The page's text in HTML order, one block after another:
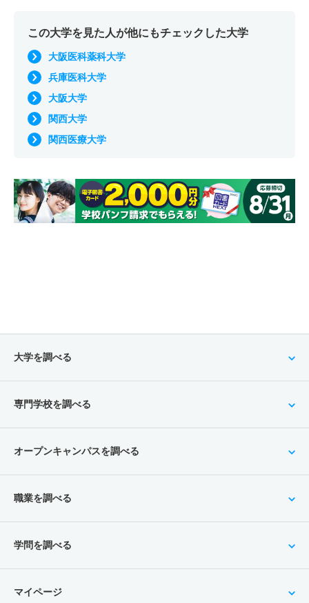
この大学を見た人が他にもチェックした大学
大阪医科薬科大学
兵庫医科大学
大阪大学
関西大学
関西医療大学
大学を調べる
専門学校を調べる
オープンキャンパスを調べる
職業を調べる
学問を調べる
マイページ